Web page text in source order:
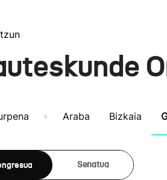
Araba Bizkaia
Senatua